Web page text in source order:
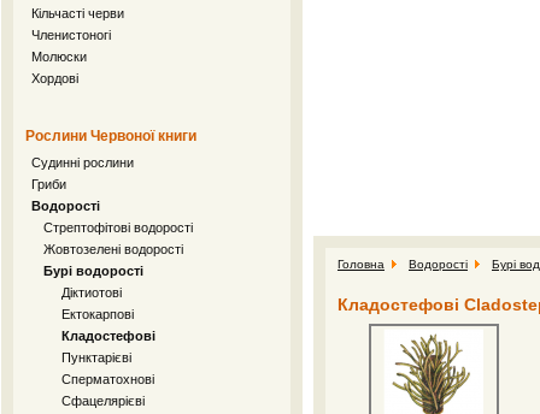
Кільчасті черви
Членистоногі
Молюски
Хордові
Рослини Червоної книги
Судинні рослини
Гриби
Водорості
Стрептофітові водорості
Жовтозелені водорості
Бурі водорості
Діктиотові
Ектокарпові
Кладостефові
Пунктарієві
Сперматохнові
Сфацелярієві
Головна Водорості Бурі
Кладостефові